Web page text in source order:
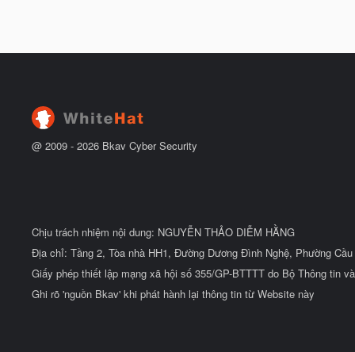
@ 2009 - 2026 Bkav Cyber Security
Chịu trách nhiệm nội dung: NGUYỄN THẢO DIỄM HẰNG
Địa chỉ: Tầng 2, Tòa nhà HH1, Đường Dương Đình Nghệ, Phường
Giấy phép thiết lập mạng xã hội số 355/GP-BTTTT do Bộ Thông tin
Ghi rõ 'nguồn Bkav' khi phát hành lại thông tin từ Website này